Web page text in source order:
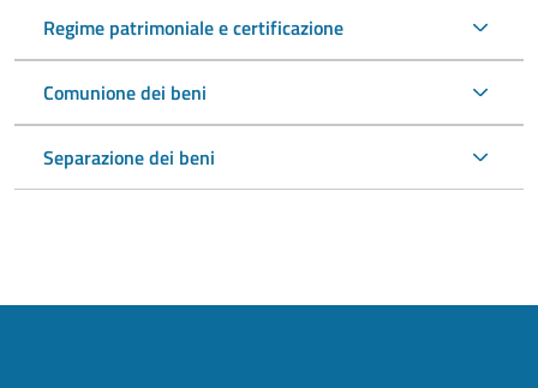
Regime patrimoniale e certificazione
Comunione dei beni
Separazione dei beni